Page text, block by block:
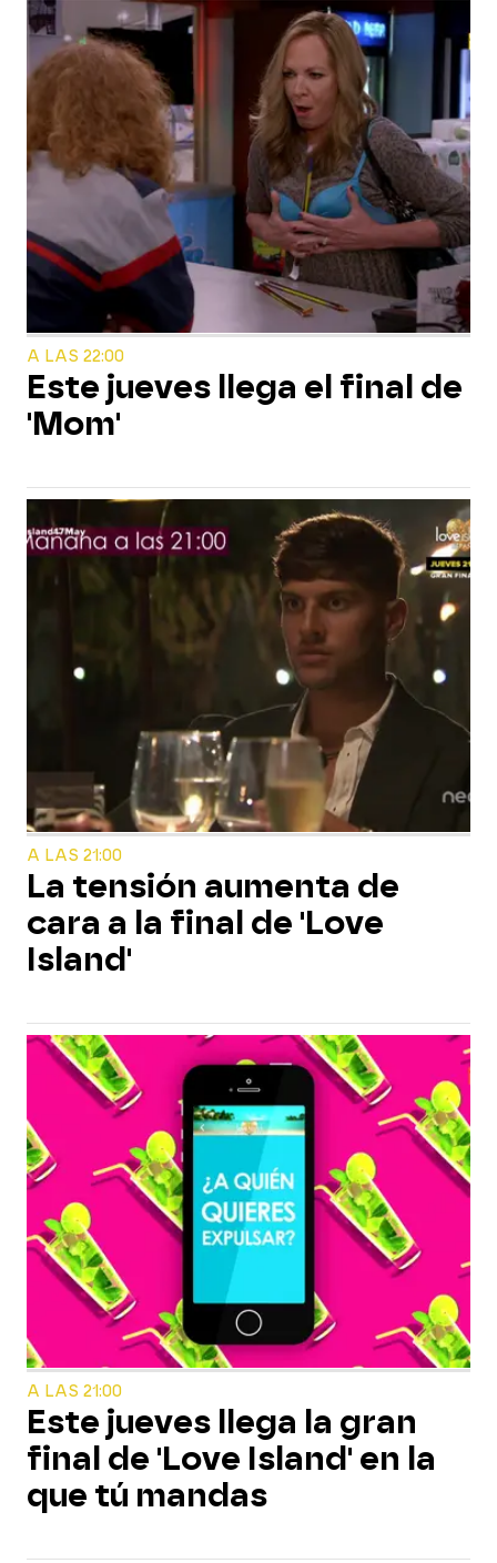
A LAS 22:00
Este jueves llega el final de
'Mom'
A LAS 21:00
La tensión aumenta de
cara a la final de 'Love
Island'
A LAS 21:00
Este jueves llega la gran
final de 'Love Island' en la
que tú mandas